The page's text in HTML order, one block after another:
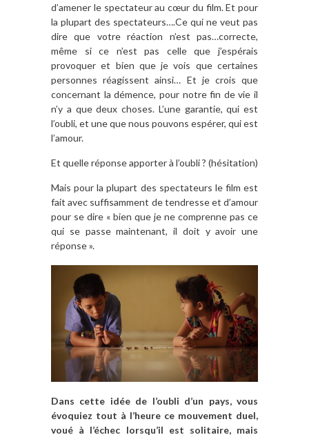
d’amener le spectateur au cœur du film. Et pour
la plupart des spectateurs….Ce qui ne veut pas
dire que votre réaction n’est pas…correcte,
même si ce n’est pas celle que j’espérais
provoquer et bien que je vois que certaines
personnes réagissent ainsi… Et je crois que
concernant la démence, pour notre fin de vie il
n’y a que deux choses. L’une garantie, qui est
l’oubli, et une que nous pouvons espérer, qui est
l’amour.
Et quelle réponse apporter à l’oubli ? (hésitation)
Mais pour la plupart des spectateurs le film est
fait avec suffisamment de tendresse et d’amour
pour se dire « bien que je ne comprenne pas ce
qui se passe maintenant, il doit y avoir une
réponse ».
Dans cette idée de l’oubli d’un pays, vous
évoquiez tout à l’heure ce mouvement duel,
voué à l’échec lorsqu’il est solitaire, mais